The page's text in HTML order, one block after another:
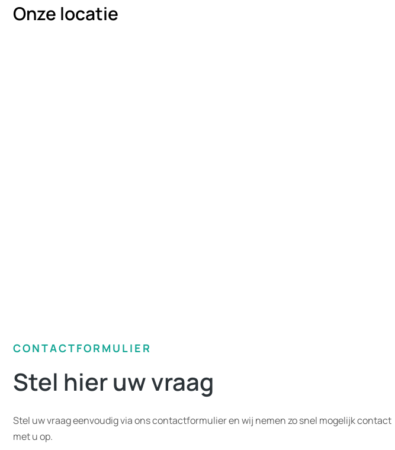
Onze locatie
CONTACTFORMULIER
Stel hier uw vraag
Stel uw vraag eenvoudig via ons contactformulier en wij nemen zo snel mogelijk contact
met u op.